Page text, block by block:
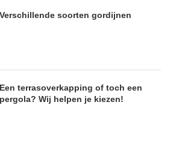
Verschillende soorten gordijnen
Een terrasoverkapping of toch een
pergola? Wij helpen je kiezen!